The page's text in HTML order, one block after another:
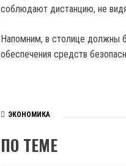
соблюдают дистанцию, не
Напомним, в столице должны
обеспечения средств
ЭКОНОМИКА
ПО ТЕМЕ